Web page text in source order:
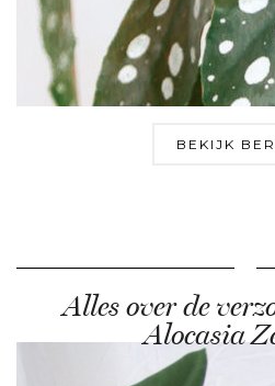
BEKIJK
Alles over de
Alocasia